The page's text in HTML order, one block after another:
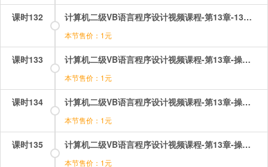
课时132 计算机二级VB语言程序设计视频课程-第13章-13多重窗体程序设计与环境应用.mp4
本节售价：1元
课时133 计算机二级VB语言程序设计视频课程-第13章-操作：多窗体启动登录注册.mp4
本节售价：1元
课时134 计算机二级VB语言程序设计视频课程-第13章-操作：多窗体综合应用.mp4
本节售价：1元
课时135 计算机二级VB语言程序设计视频课程-第13章-操作：多重窗体设计.mp4
本节售价：1元